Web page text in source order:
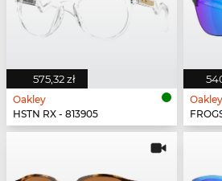
575,32 zł
Oakley
HSTN RX - 813905
Oakley